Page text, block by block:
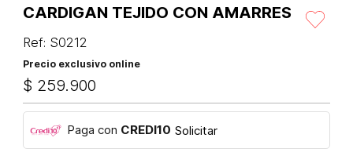
CARDIGAN TEJIDO CON AMARRES
Ref: S0212
Precio exclusivo online
$ 259.900
Paga con CREDI10 Solicitar